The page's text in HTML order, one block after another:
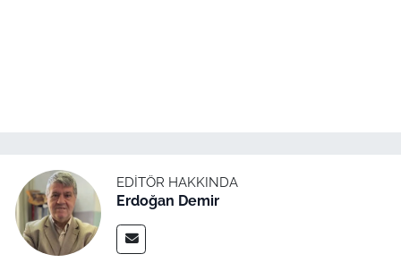
EDITÖR HAKKINDA
Erdoğan Demir